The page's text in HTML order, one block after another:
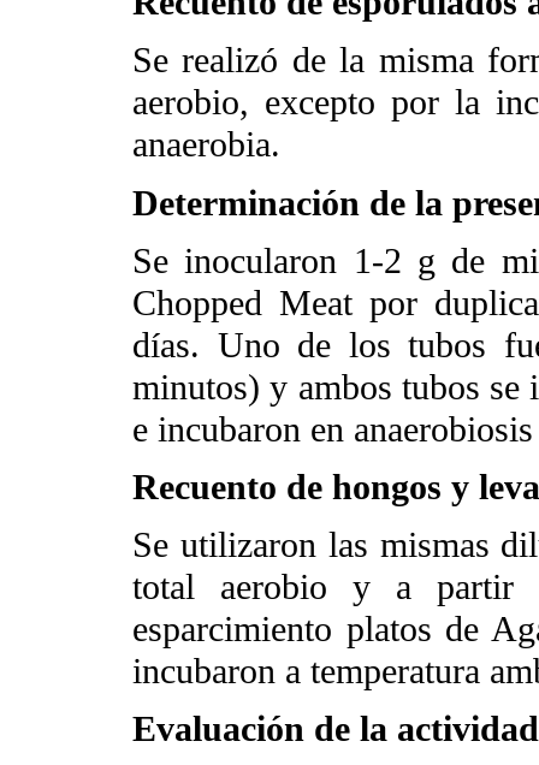
Se realizó de la misma
aerobio, excepto por la
anaerobia.
Determinación de la
Se inocularon 1-2 g de
Chopped Meat por
días. Uno de los tubos
minutos) y ambos tubos se
e incubaron en
Recuento de hongos y
Se utilizaron las mismas
total aerobio y a partir
esparcimiento platos de
incubaron a temperatura
Evaluación de la